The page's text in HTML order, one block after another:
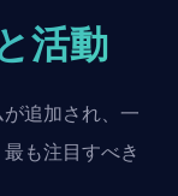
活動
追加され、一
も注目すべき